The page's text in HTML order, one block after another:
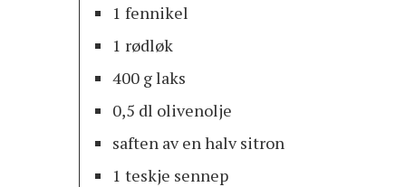
1 fennikel
1 rødløk
400 g laks
0,5 dl olivenolje
saften av en halv sitron
1 teskje sennep